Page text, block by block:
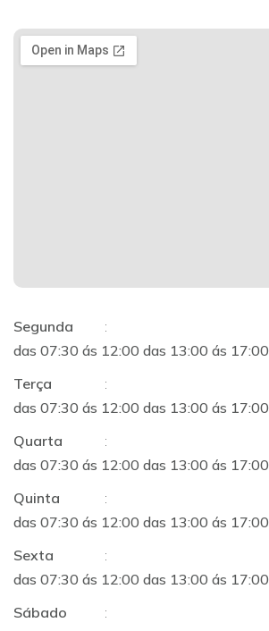
Segunda
:
das 07:30 ás 12:00 das 13:00 ás 17:00
Terça
:
das 07:30 ás 12:00 das 13:00 ás 17:00
Quarta
:
das 07:30 ás 12:00 das 13:00 ás 17:00
Quinta
:
das 07:30 ás 12:00 das 13:00 ás 17:00
Sexta
:
das 07:30 ás 12:00 das 13:00 ás 17:00
Sábado
: